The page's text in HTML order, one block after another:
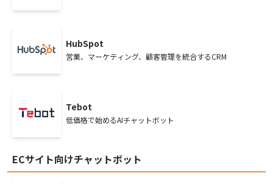
HubSpot
営業、マーケティング、顧客管理を統合するCRM
Tebot
低価格で始めるAIチャットボット
ECサイト向けチャットボット